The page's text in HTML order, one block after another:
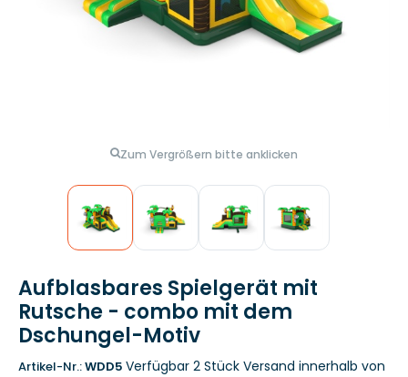
Zum Vergrößern bitte anklicken
Aufblasbares Spielgerät mit
Rutsche - combo mit dem
Dschungel-Motiv
Artikel-Nr.:WDD5 Verfügbar 2 Stück Versand innerhalb von